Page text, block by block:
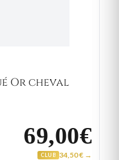
Or cheval
69,00€
CLUB 34,50 € →